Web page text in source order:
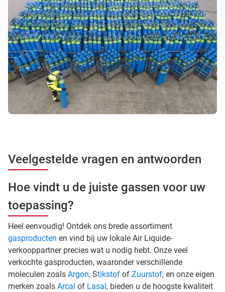
Veelgestelde vragen en antwoorden
Hoe vindt u de juiste gassen voor uw
toepassing?
Heel eenvoudig! Ontdek ons brede assortiment
gasproducten en vind bij uw lokale Air Liquide-
verkooppartner precies wat u nodig hebt. Onze veel
verkochte gasproducten, waaronder verschillende
moleculen zoals Argon, Stikstof of Zuurstof, en onze eigen
merken zoals Arcal of Lasal , bieden u de hoogste kwaliteit